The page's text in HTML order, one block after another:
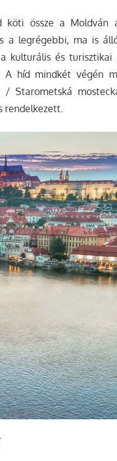
köti össze a Moldván
a legrégebbi, ma is
kulturális és turisztikai
híd mindkét végén
Starometská
rendelkezett.